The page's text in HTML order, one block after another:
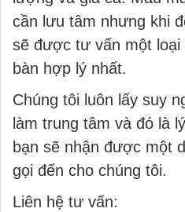
cần lưu tâm nhưng khi
sẽ được tư vấn một loại
bàn hợp lý nhất.
Chúng tôi luôn lấy suy
làm trung tâm và đó là
bạn sẽ nhận được một
gọi đến cho chúng tôi.
Liên hệ tư vấn: